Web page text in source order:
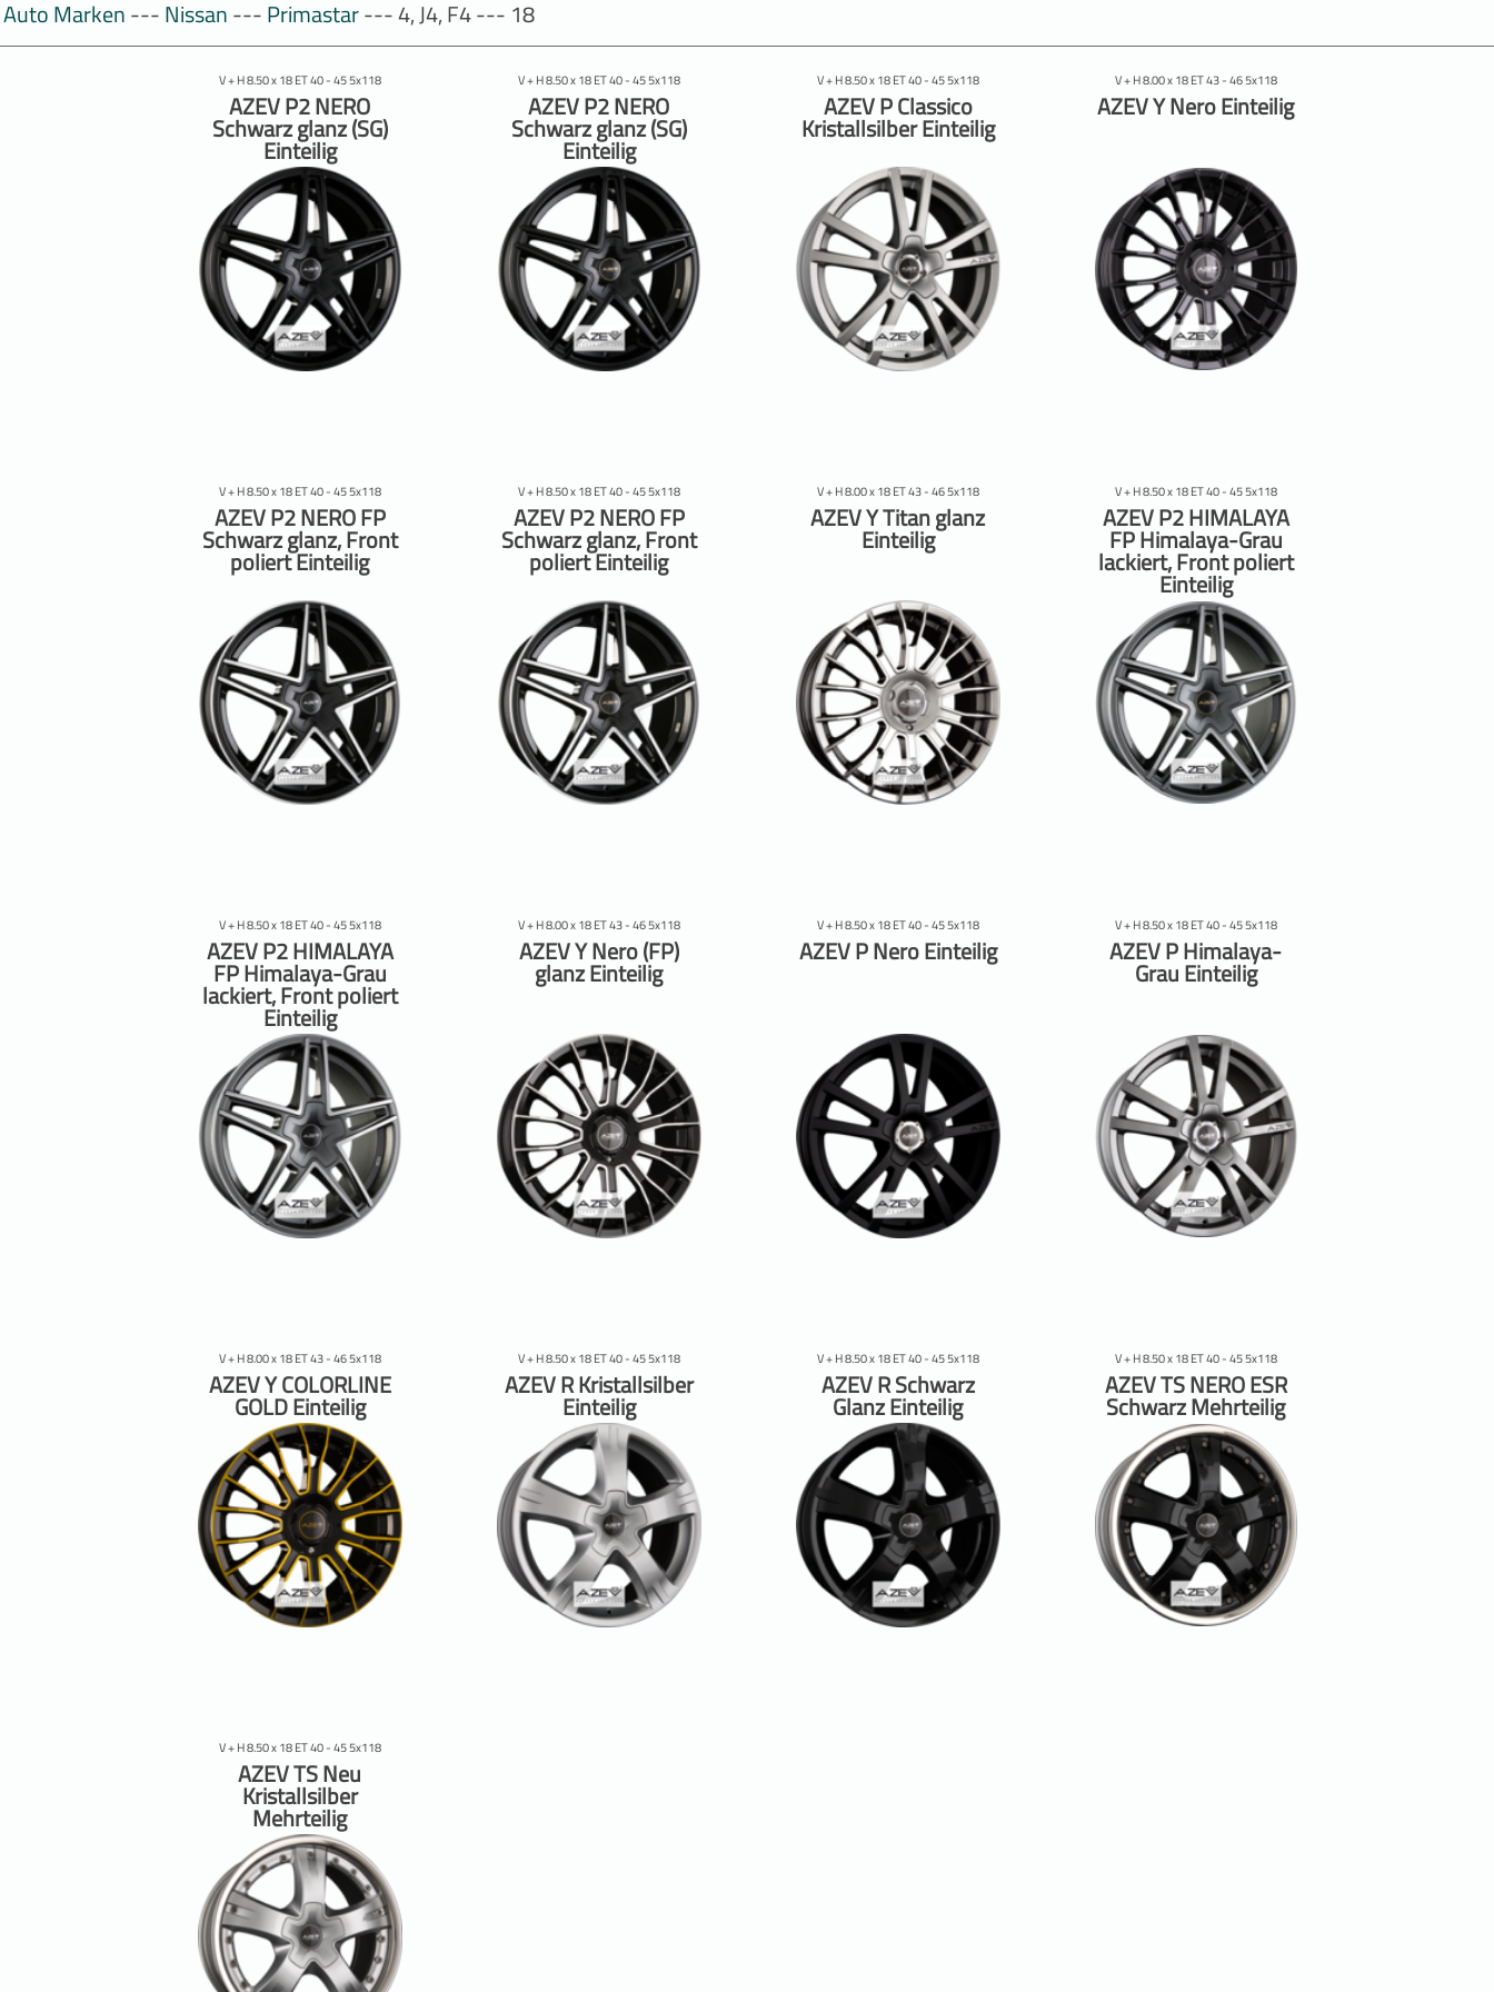
Auto Marken---Nissan---Primastar--- 4, J4, F4 --- 18
V + H 8.50 x 18 ET 40 - 45 5x118 V + H 8.50 x 18 ET 40 - 45 5x118 V + H 8.50 x 18 ET 40 - 45 5x118 V + H 8.00 x 18 ET 43 - 46 5x118
AZEV P2 NERO
Schwarz glanz (SG)
Einteilig
AZEV P2 NERO
Schwarz glanz (SG)
Einteilig
AZEV P Classico
Kristallsilber Einteilig
AZEV Y Nero Einteilig
V + H 8.50 x 18 ET 40 - 45 5x118 V + H 8.50 x 18 ET 40 - 45 5x118 V + H 8.00 x 18 ET 43 - 46 5x118 V + H 8.50 x 18 ET 40 - 45 5x118
AZEV P2 NERO FP
Schwarz glanz, Front
poliert Einteilig
AZEV P2 NERO FP
Schwarz glanz, Front
poliert Einteilig
AZEV Y Titan glanz
Einteilig
AZEV P2 HIMALAYA
FP Himalaya-Grau
lackiert, Front poliert
Einteilig
V + H 8.50 x 18 ET 40 - 45 5x118 V + H 8.00 x 18 ET 43 - 46 5x118 V + H 8.50 x 18 ET 40 - 45 5x118 V + H 8.50 x 18 ET 40 - 45 5x118
AZEV P2 HIMALAYA
FP Himalaya-Grau
lackiert, Front poliert
Einteilig
AZEV Y Nero (FP)
glanz Einteilig
AZEV P Nero Einteilig AZEV P Himalaya-
Grau Einteilig
V + H 8.00 x 18 ET 43 - 46 5x118 V + H 8.50 x 18 ET 40 - 45 5x118 V + H 8.50 x 18 ET 40 - 45 5x118 V + H 8.50 x 18 ET 40 - 45 5x118
AZEV Y COLORLINE
GOLD Einteilig
AZEV R Kristallsilber
Einteilig
AZEV R Schwarz
Glanz Einteilig
AZEV TS NERO ESR
Schwarz Mehrteilig
V + H 8.50 x 18 ET 40 - 45 5x118
AZEV TS Neu
Kristallsilber
Mehrteilig